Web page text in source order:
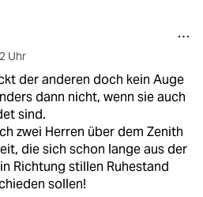
Uhr
der anderen doch kein Auge
dann nicht, wenn sie auch
sind.
zwei Herren über dem Zenith
die sich schon lange aus der
Richtung stillen Ruhestand
sollen!